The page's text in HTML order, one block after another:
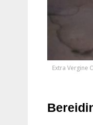
Extra Vergine